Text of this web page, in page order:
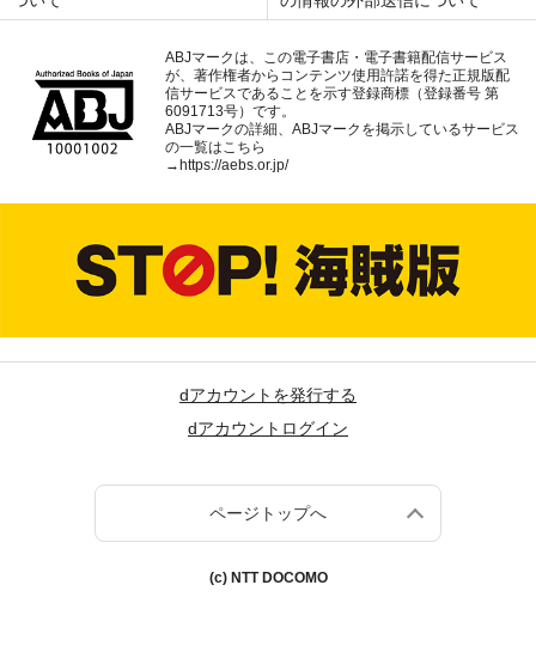
ABJマークは、この電子書店・電子書籍配信サービス
が、著作権者からコンテンツ使用許諾を得た正規版配
信サービスであることを示す登録商標（登録番号 第
6091713号）です。
ABJマークの詳細、ABJマークを掲示しているサービス
の一覧はこちら
→ https://aebs.or.jp/
dアカウントを発行する
dアカウントログイン
ページトップへ
(c) NTT DOCOMO